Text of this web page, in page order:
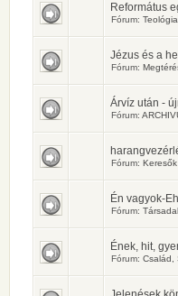
Református
Fórum:
Jézus és a
Fórum:
Árvíz után -
Fórum:
Fórum:
Én vagyok-
Fórum:
Ének, hit,
Fórum: Család,